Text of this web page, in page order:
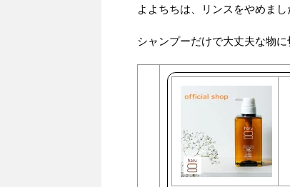
よよちちは、リンスをやめま
シャンプーだけで大丈夫な物に